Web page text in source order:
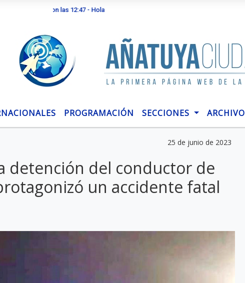
y son las 12:47 - Hola
PROGRAMACIÓN SECCIONES ARCHIVO
25 de junio de 2023
detención del conductor de
un accidente fatal